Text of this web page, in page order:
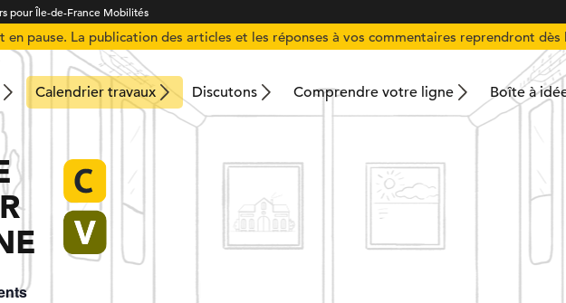
pour Île-de-France Mobilités
en pause. La publication des articles et les réponses à vos commentaires reprendront dès
Calendrier travaux Discutons Comprendre votre ligne Boîte à